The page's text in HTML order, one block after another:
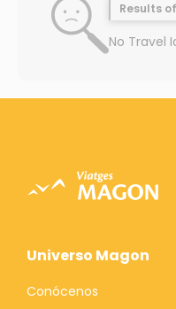
Results
No Travel
Universo Magon
Conócenos